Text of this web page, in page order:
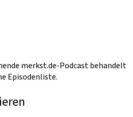
merkst.de-Podcast behandelt
Episodenliste.